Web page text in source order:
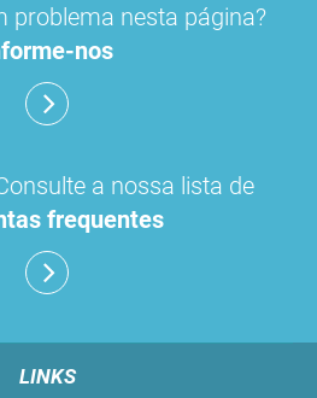
problema nesta página?
nos
a nossa lista de
frequentes
LINKS